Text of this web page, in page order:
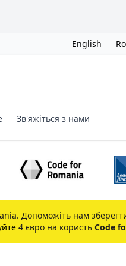
English
Зв'яжіться з нами
. Допоможіть нам
4 євро на користь Code